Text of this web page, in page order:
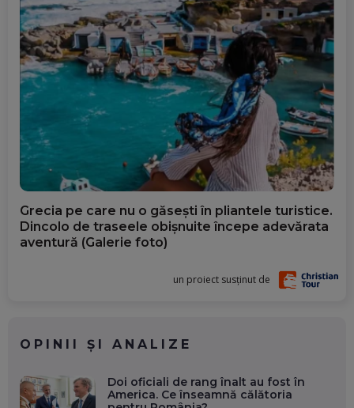
Grecia pe care nu o găsești în pliantele turistice.
Dincolo de traseele obișnuite începe adevărata
aventură (Galerie foto)
un proiect susținut de
OPINII ȘI ANALIZE
Doi oficiali de rang înalt au fost în
America. Ce înseamnă călătoria